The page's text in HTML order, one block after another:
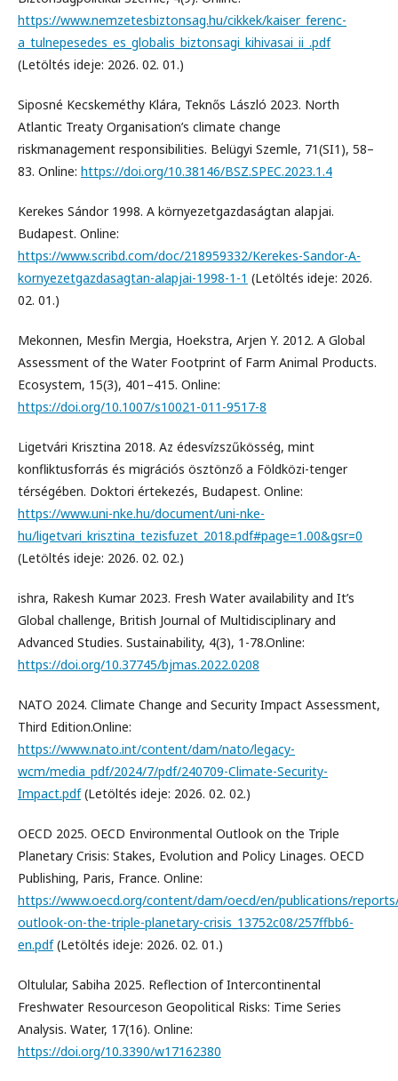
https://www.nemzetesbiztonsag.hu/cikkek/kaiser_ferenc-
a_tulnepesedes_es_globalis_biztonsagi_kihivasai_ii_.pdf
(Letöltés ideje: 2026. 02. 01.)
Siposné Kecskeméthy Klára, Teknős László 2023. North
Atlantic Treaty Organisation’s climate change
riskmanagement responsibilities. Belügyi Szemle, 71(SI1), 58–
83. Online: https://doi.org/10.38146/BSZ.SPEC.2023.1.4
Kerekes Sándor 1998. A környezetgazdaságtan alapjai.
Budapest. Online:
https://www.scribd.com/doc/218959332/Kerekes-Sandor-A-
kornyezetgazdasagtan-alapjai-1998-1-1 (Letöltés ideje: 2026.
02. 01.)
Mekonnen, Mesfin Mergia, Hoekstra, Arjen Y. 2012. A Global
Assessment of the Water Footprint of Farm Animal Products.
Ecosystem, 15(3), 401–415. Online:
https://doi.org/10.1007/s10021-011-9517-8
Ligetvári Krisztina 2018. Az édesvízszűkösség, mint
konfliktusforrás és migrációs ösztönző a Földközi-tenger
térségében. Doktori értekezés, Budapest. Online:
https://www.uni-nke.hu/document/uni-nke-
hu/ligetvari_krisztina_tezisfuzet_2018.pdf#page=1.00&gsr=0
(Letöltés ideje: 2026. 02. 02.)
ishra, Rakesh Kumar 2023. Fresh Water availability and It’s
Global challenge, British Journal of Multidisciplinary and
Advanced Studies. Sustainability, 4(3), 1-78.Online:
https://doi.org/10.37745/bjmas.2022.0208
NATO 2024. Climate Change and Security Impact Assessment,
Third Edition.Online:
https://www.nato.int/content/dam/nato/legacy-
wcm/media_pdf/2024/7/pdf/240709-Climate-Security-
Impact.pdf(Letöltés ideje: 2026. 02. 02.)
OECD 2025. OECD Environmental Outlook on the Triple
Planetary Crisis: Stakes, Evolution and Policy Linages. OECD
Publishing, Paris, France. Online:
https://www.oecd.org/content/dam/oecd/en/publications/
outlook-on-the-triple-planetary-crisis_13752c08/257ffbb6-
en.pdf(Letöltés ideje: 2026. 02. 01.)
Oltulular, Sabiha 2025. Reflection of Intercontinental
Freshwater Resourceson Geopolitical Risks: Time Series
Analysis. Water, 17(16). Online:
https://doi.org/10.3390/w17162380